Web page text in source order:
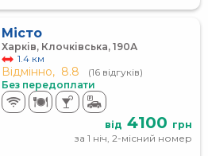
Місто
Харків, Клочківська, 190А
1.4 км
Відмінно, 8.8
(16 відгуків)
Без передоплати
від 4100 грн
за 1 ніч, 2-місний номер